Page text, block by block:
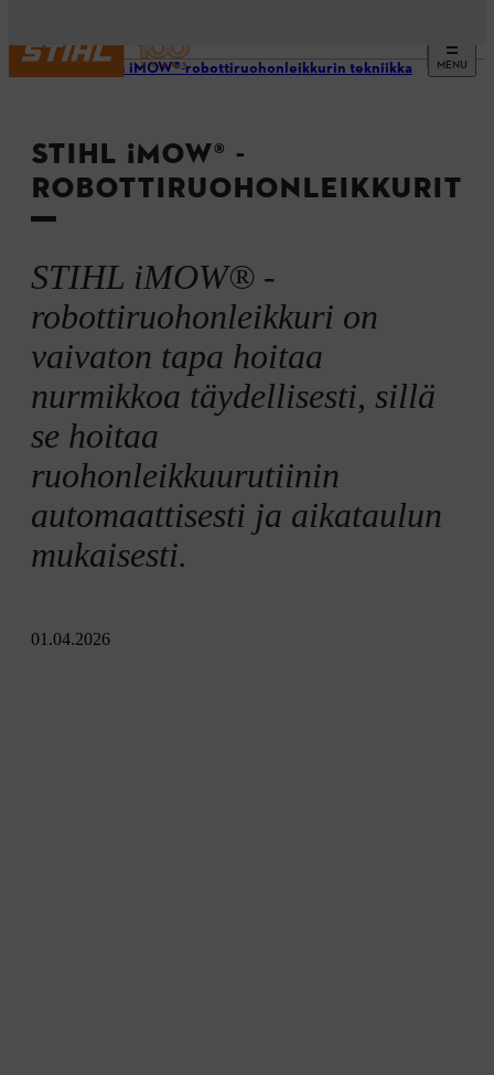
MENU
STIHLin iMOW®-robottiruohonleikkurin tekniikka
STIHL ¡MOW® -
ROBOTTIRUOHONLEIKKURIT
STIHL iMOW® -
robottiruohonleikkuri on
vaivaton tapa hoitaa
nurmikkoa täydellisesti, sillä
se hoitaa
ruohonleikkuurutiinin
automaattisesti ja aikataulun
mukaisesti.
01.04.2026